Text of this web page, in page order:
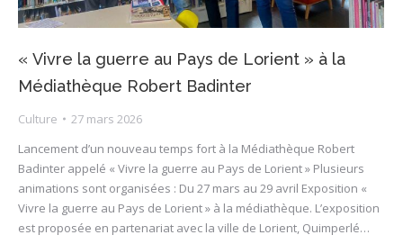
« Vivre la guerre au Pays de Lorient » à la
Médiathèque Robert Badinter
Culture
27 mars 2026
Lancement d’un nouveau temps fort à la Médiathèque Robert
Badinter appelé « Vivre la guerre au Pays de Lorient » Plusieurs
animations sont organisées : Du 27 mars au 29 avril Exposition «
Vivre la guerre au Pays de Lorient » à la médiathèque. L’exposition
est proposée en partenariat avec la ville de Lorient, Quimperlé…